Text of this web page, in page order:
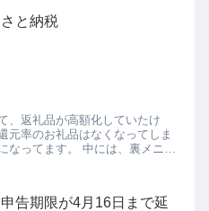
と納税
、返礼品が高額化していたけ
元率のお礼品はなくなってしま
中には、裏メニュ
告期限が4月16日まで延